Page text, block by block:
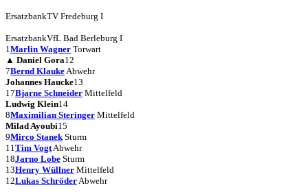
ErsatzbankTV Fredeburg I
ErsatzbankVfL Bad Berleburg I
1Marlin Wagner Torwart
▲ Daniel Gora12
7Bernd KlaukeAbwehr
Johannes Haucke13
17Bjarne Schneider Mittelfeld
Ludwig Klein14
8Maximilian Steringer Mittelfeld
Milad Ayoubi15
9Mirco Stanek Sturm
11Tim VogtAbwehr
18Jarno Lobe Sturm
13Henry Wüllner Mittelfeld
12Lukas SchröderAbwehr